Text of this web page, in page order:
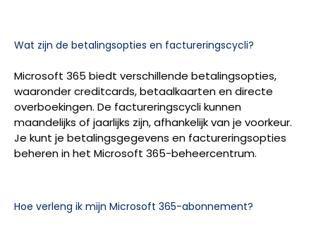
Wat zijn de betalingsopties en factureringscycli?
Microsoft 365 biedt verschillende betalingsopties,
waaronder creditcards, betaalkaarten en directe
overboekingen. De factureringscycli kunnen
maandelijks of jaarlijks zijn, afhankelijk van je voorkeur.
Je kunt je betalingsgegevens en factureringsopties
beheren in het Microsoft 365-beheercentrum.
Hoe verleng ik mijn Microsoft 365-abonnement?